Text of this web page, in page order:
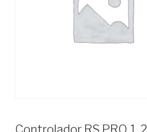
Controlador RS PRO, 1,